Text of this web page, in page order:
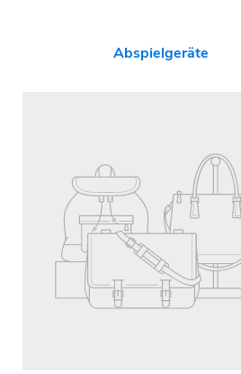
Abspielgeräte